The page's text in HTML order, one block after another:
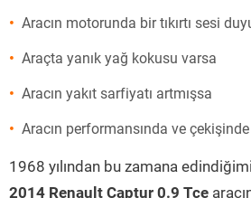
Aracın motorunda bir tıkırtı sesi
Araçta yanık yağ kokusu varsa
Aracın yakıt sarfiyatı artmışsa
Aracın performansında ve
1968 yılından bu zamana
2014 Renault Captur 0.9 Tce